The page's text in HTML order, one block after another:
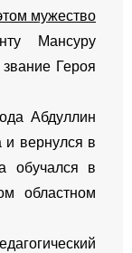
мужество
Мансуру
Героя
Абдуллин
и вернулся в
обучался в
областном